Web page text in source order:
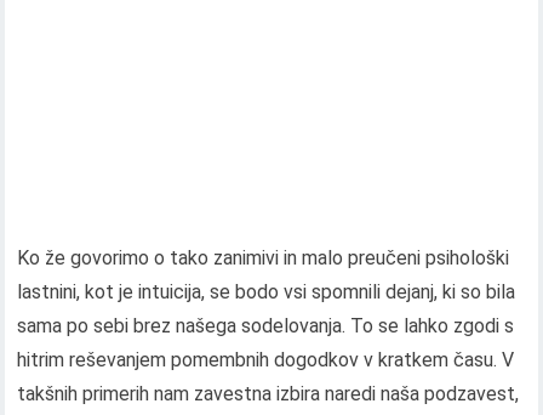
Ko že govorimo o tako zanimivi in ​​malo preučeni psihološki
lastnini, kot je intuicija, se bodo vsi spomnili dejanj, ki so bila
sama po sebi brez našega sodelovanja. To se lahko zgodi s
hitrim reševanjem pomembnih dogodkov v kratkem času. V
takšnih primerih nam zavestna izbira naredi naša podzavest,